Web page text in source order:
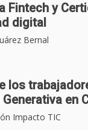
Fintech y
digital
Bernal
los
en
Impacto TIC